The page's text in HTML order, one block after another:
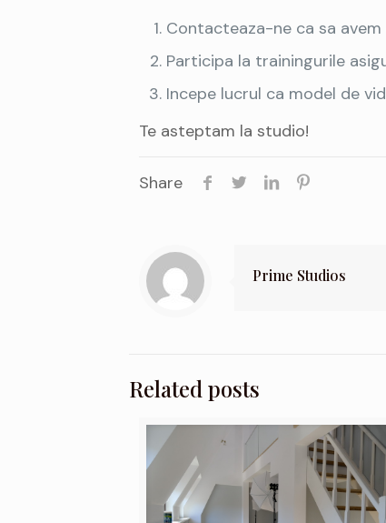
Contacteaza-ne ca sa
Participa la trainingurile
Incepe lucrul ca model de
Te asteptam la studio!
Share
Prime Studios
Related posts